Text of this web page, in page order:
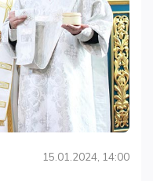
15.01.2024, 14:00